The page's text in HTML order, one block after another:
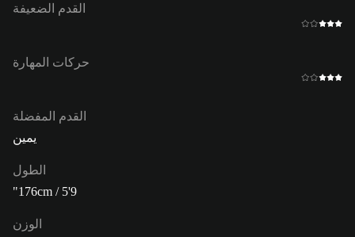
القدم الضعيفة
حركات المهارة
القدم المفضلة
يمين
الطول
176cm / 5'9"
الوزن